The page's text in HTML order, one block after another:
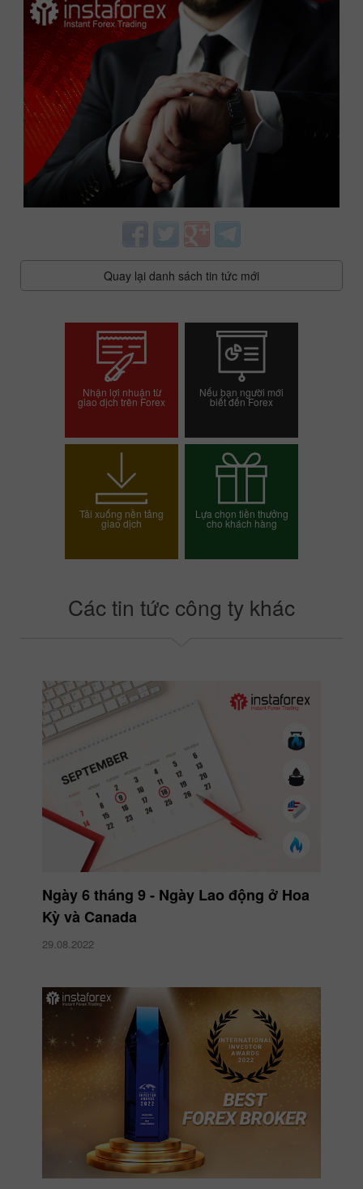
Quay lại danh sách tin tức mới
Nhận lợi nhuận từ
giao dịch trên Forex
Nếu bạn người mới
biết đến Forex
Mở tài khoản demo
Tải xuống nền tảng
giao dịch
Lựa chọn tiền thưởng
cho khách hàng
Các tin tức công ty khác
Ngày 6 tháng 9 - Ngày Lao động ở Hoa
Kỳ và Canada
29.08.2022